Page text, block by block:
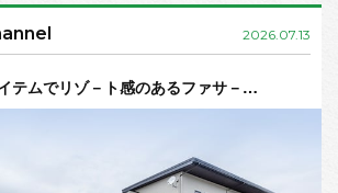
2026.07.13
テムでリゾ－ト感のあるファサ－…